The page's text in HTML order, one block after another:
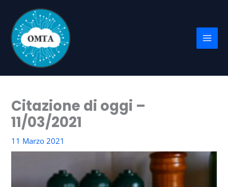
contenuto
Citazione di oggi –
11/03/2021
11 Marzo 2021